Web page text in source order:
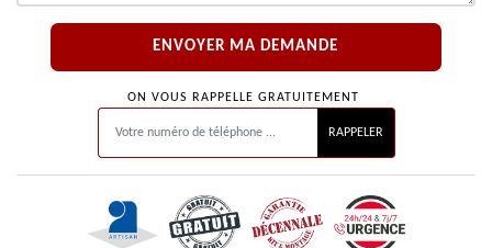
ON VOUS RAPPELLE GRATUITEMENT